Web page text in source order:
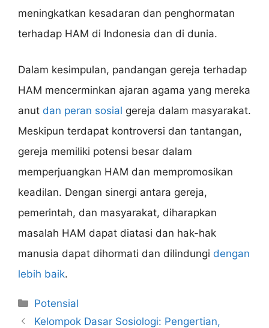
meningkatkan kesadaran dan penghormatan
terhadap HAM di Indonesia dan di dunia.
Dalam kesimpulan, pandangan gereja terhadap
HAM mencerminkan ajaran agama yang mereka
anut dan peran sosial gereja dalam masyarakat.
Meskipun terdapat kontroversi dan tantangan,
gereja memiliki potensi besar dalam
memperjuangkan HAM dan mempromosikan
keadilan. Dengan sinergi antara gereja,
pemerintah, dan masyarakat, diharapkan
masalah HAM dapat diatasi dan hak-hak
manusia dapat dihormati dan dilindungi dengan
lebih baik.
Categories
Potensial
Kelompok Dasar Sosiologi: Pengertian,